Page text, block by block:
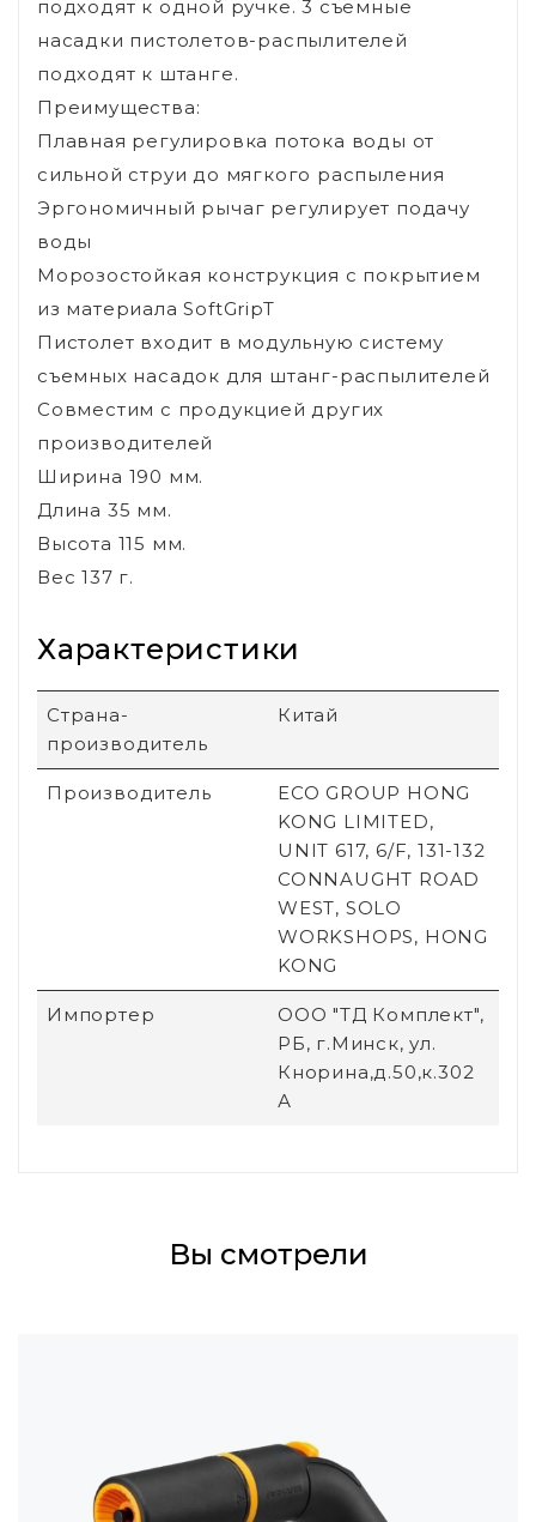
подходят к одной ручке. 3 съемные
насадки пистолетов-распылителей
подходят к штанге.
Преимущества:
Плавная регулировка потока воды от
сильной струи до мягкого распыления
Эргономичный рычаг регулирует подачу
воды
Морозостойкая конструкция с покрытием
из материала SoftGripT
Пистолет входит в модульную систему
съемных насадок для штанг-распылителей
Совместим с продукцией других
производителей
Ширина 190 мм.
Длина 35 мм.
Высота 115 мм.
Вес 137 г.
Характеристики
Страна-
производитель
Китай
Производитель
ECO GROUP HONG
KONG LIMITED,
UNIT 617, 6/F, 131-132
CONNAUGHT ROAD
WEST, SOLO
WORKSHOPS, HONG
KONG
Импортер
ООО "ТД Комплект",
РБ, г.Минск, ул.
Кнорина,д.50,к.302
А
Вы смотрели